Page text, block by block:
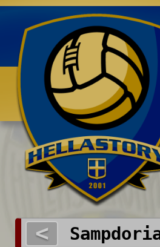
Benvenuti su HELLASTORY.net
<